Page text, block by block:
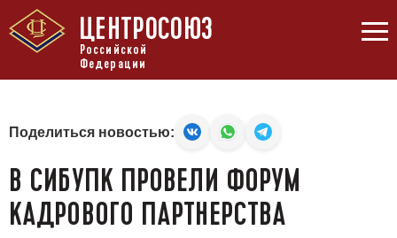
ЦЕНТРОСОЮЗ
Российской
Федерации
Поделиться новостью:
В СИБУПК ПРОВЕЛИ ФОРУМ
КАДРОВОГО ПАРТНЕРСТВА